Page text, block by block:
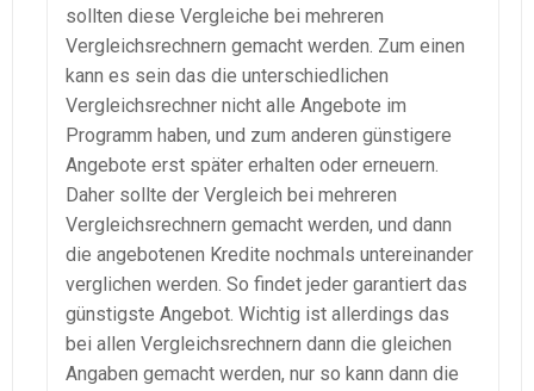
sollten diese Vergleiche bei mehreren
Vergleichsrechnern gemacht werden. Zum einen
kann es sein das die unterschiedlichen
Vergleichsrechner nicht alle Angebote im
Programm haben, und zum anderen günstigere
Angebote erst später erhalten oder erneuern.
Daher sollte der Vergleich bei mehreren
Vergleichsrechnern gemacht werden, und dann
die angebotenen Kredite nochmals untereinander
verglichen werden. So findet jeder garantiert das
günstigste Angebot. Wichtig ist allerdings das
bei allen Vergleichsrechnern dann die gleichen
Angaben gemacht werden, nur so kann dann die